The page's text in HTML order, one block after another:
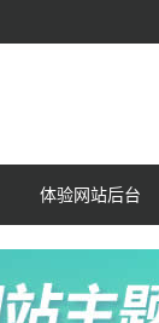
体验网站后台